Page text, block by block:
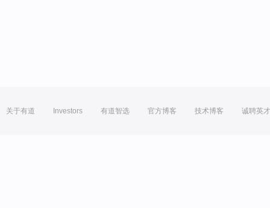
关于有道 Investors 有道智选 官方博客 技术博客 诚聘英才